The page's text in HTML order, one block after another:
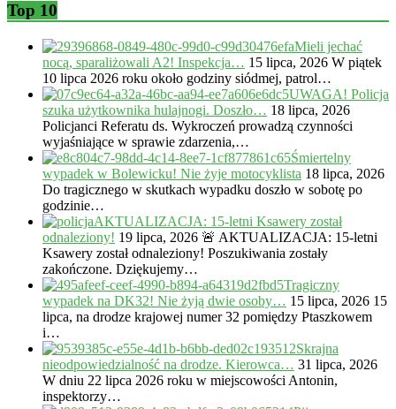
Top 10
Mieli jechać
nocą, sparaliżowali A2! Inspekcja… 15 lipca, 2026 W piątek
10 lipca 2026 roku około godziny siódmej, patrol…
UWAGA! Policja
szuka użytkownika hulajnogi. Doszło… 18 lipca, 2026
Policjanci Referatu ds. Wykroczeń prowadzą czynności
wyjaśniające w sprawie zdarzenia,…
Śmiertelny
wypadek w Bolewicku! Nie żyje motocyklista 18 lipca, 2026
Do tragicznego w skutkach wypadku doszło w sobotę po
godzinie…
AKTUALIZACJA: 15-letni Ksawery został
odnaleziony! 19 lipca, 2026 🚨 AKTUALIZACJA: 15-letni
Ksawery został odnaleziony! Poszukiwania zostały
zakończone. Dziękujemy…
Tragiczny
wypadek na DK32! Nie żyją dwie osoby… 15 lipca, 2026 15
lipca, na drodze krajowej numer 32 pomiędzy Ptaszkowem
i…
Skrajna
nieodpowiedzialność na drodze. Kierowca… 31 lipca, 2026
W dniu 22 lipca 2026 roku w miejscowości Antonin,
inspektorzy…